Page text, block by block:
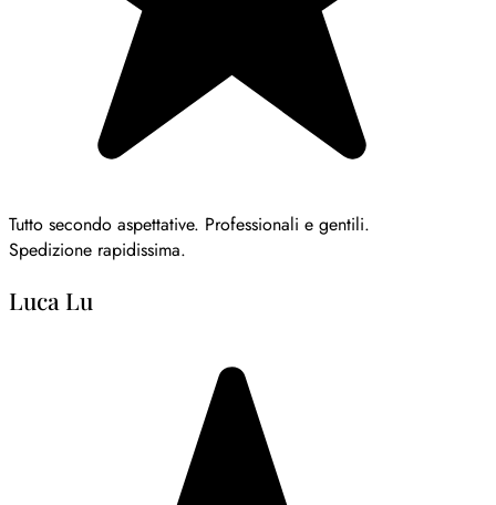
Tutto secondo aspettative. Professionali e gentili.
Spedizione rapidissima.
Luca Lu